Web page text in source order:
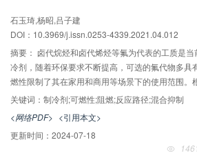
石玉琦,杨昭,吕子建
DOI：10.3969/j.issn.0253-4339.2021.04.012
摘要： 卤代烷烃和卤代烯烃等氟为代表的工质是
冷剂，随着环保要求不断提高，可选的氟代物多具
燃性限制了其在家用和商用等场景下的使用范围。
找阻燃方法，其中重要的手段是从研究燃烧反应机
混合制冷工质进行燃烧过程反应研究。本文研究
烃燃烧点火延迟、温度压力变化、典型组元燃烧
燃烧机理与反应路径。研究结果表明：R32和
合，R1234yf点火延迟更高，加成和夺取反应更加
关键词： 制冷剂;可燃性;阻燃;反应路径;混合抑制
<网络PDF> <引用本文>
更新时间： 2024-07-18